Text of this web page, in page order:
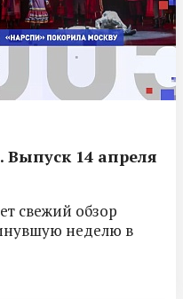
Выпуск 14 апреля
свежий обзор
неделю в